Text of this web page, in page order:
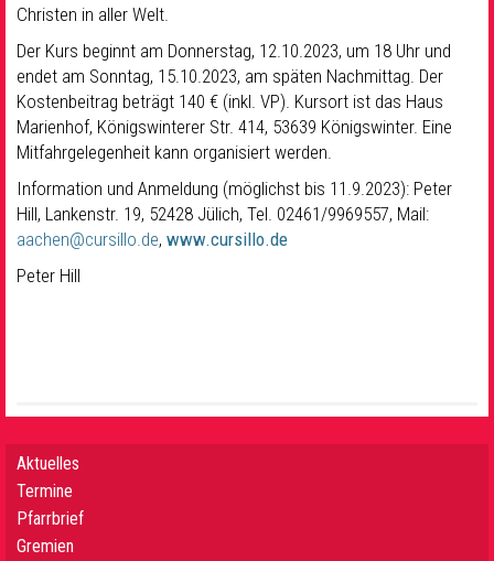
Christen in aller Welt.
Der Kurs beginnt am Donnerstag, 12.10.2023, um 18 Uhr und
endet am Sonntag, 15.10.2023, am späten Nachmittag. Der
Kostenbeitrag beträgt 140 € (inkl. VP). Kursort ist das Haus
Marienhof, Königswinterer Str. 414, 53639 Königswinter. Eine
Mitfahrgelegenheit kann organisiert werden.
Information und Anmeldung (möglichst bis 11.9.2023): Peter
Hill, Lankenstr. 19, 52428 Jülich, Tel. 02461/9969557, Mail:
aachen@cursillo.de, www.cursillo.de
Peter Hill
Aktuelles
Termine
Pfarrbrief
Gremien